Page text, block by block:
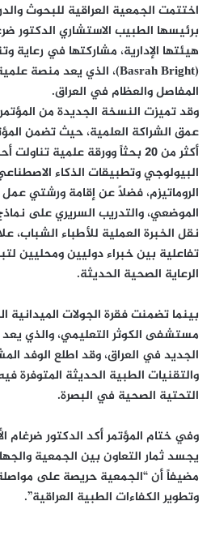
اختتمت الجمعية العراقية للبحوث
برئيسها الطبيب الاستشاري الدكتور
هيئتها الإدارية، مشاركتها في رعاية
(
Basrah Bright)، الذي يعد منصة
المفاصل والعظام في العراق.
وقد تميزت النسخة الجديدة من
عمق الشراكة العلمية، حيث تضمن
أكثر من ٢٠ بحثاً وورقة علمية
البيولوجي وتطبيقات الذكاء
الروماتيزم، فضلاً عن إقامة ورشتي
الموضعي، والتدريب السريري على
نقل الخبرة العملية للأطباء
تفاعلية بين خبراء دوليين ومحليين
الرعاية الصحية الحديثة.
بينما تضمنت فقرة الجولات الميدانية
مستشفى الكوثر التعليمي، والذي
الجديد في العراق، وقد اطلع الوفد
والتقنيات الطبية الحديثة المتوفرة
التحتية الصحية في البصرة.
وفي ختام المؤتمر أكد الدكتور ضرغام
يجسد ثمار التعاون بين الجمعية
مضيفاً أن “الجمعية حريصة على
وتطوير الكفاءات الطبية العراقية”.